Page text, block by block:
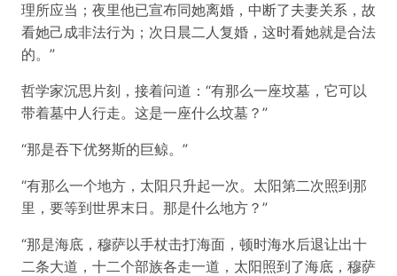
理所应当；夜里他已宣布同她离婚，中断了夫妻关系，故
看她己成非法行为；次日晨二人复婚，这时看她就是合法
的。”
哲学家沉思片刻，接着问道：“有那么一座坟墓，它可以
带着墓中人行走。这是一座什么坟墓？”
“那是吞下优努斯的巨鲸。”
“有那么一个地方，太阳只升起一次。太阳第二次照到那
里，要等到世界末日。那是什么地方？”
“那是海底，穆萨以手杖击打海面，顿时海水后退让出十
二条大道，十二个部族各走一道，太阳照到了海底，穆萨